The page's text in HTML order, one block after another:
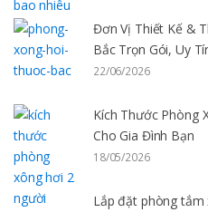
Đơn Vị Thiết Kế &
Bắc Trọn Gói, Uy
22/06/2026
Kích Thước Phòng
Cho Gia Đình Bạn
18/05/2026
Lắp đặt phòng tắm